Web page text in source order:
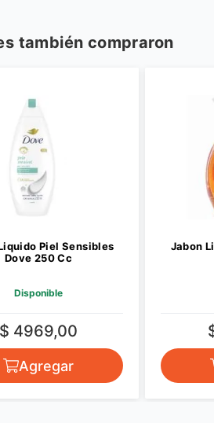
también compraron
Piel Sensibles
Dove 250 Cc
Disponible
$ 4969,00
Agregar
Jabon